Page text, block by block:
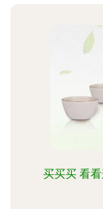
买买买 看